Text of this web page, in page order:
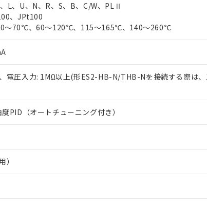
L、U、N、R、S、B、C/W、PLⅡ
、JPt100
～70℃、60～120℃、115～165℃、140～260℃
電圧入力: 1MΩ以上(形ES2-HB-N/THB-Nを接続する際は
PID（オートチューニング付き）
）